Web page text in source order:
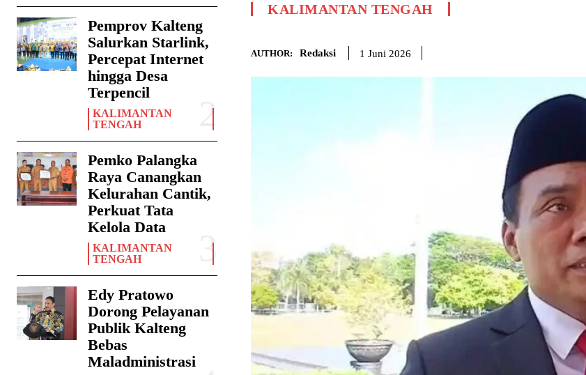
Pemprov Kalteng
Salurkan Starlink,
Percepat Internet
hingga Desa
Terpencil
KALIMANTAN
TENGAH
Pemko Palangka
Raya Canangkan
Kelurahan Cantik,
Perkuat Tata
Kelola Data
KALIMANTAN
TENGAH
Edy Pratowo
Dorong Pelayanan
Publik Kalteng
Bebas
Maladministrasi
KALIMANTAN TENGAH
AUTHOR: Redaksi 1 Juni 2026